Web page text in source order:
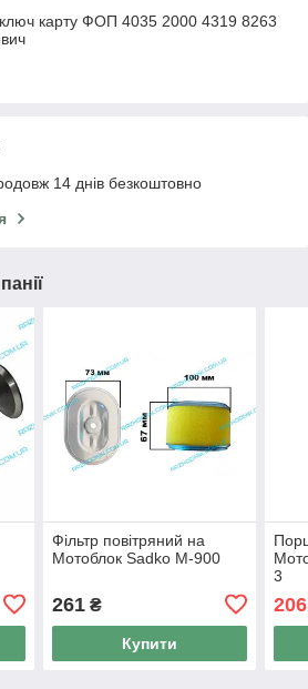
карту ФОП 4035 2000 4319 8263
14 днів безкоштовно
Фільтр повітряний на
Мотоблок Sadko M-900
261₴
Купити
3